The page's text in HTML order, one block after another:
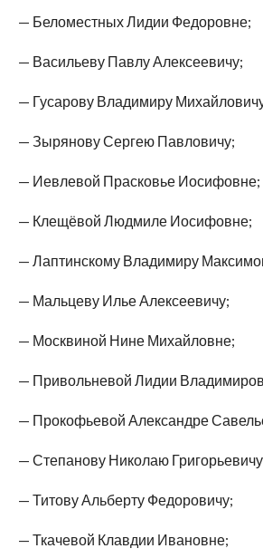
— Беломестных Лидии Федоровне;
— Васильеву Павлу Алексеевичу;
— Гусарову Владимиру
— Зырянову Сергею Павловичу;
— Иевлевой Прасковье Иосифовне;
— Клещёвой Людмиле Иосифовне;
— Лаптинскому Владимиру
— Мальцеву Илье Алексеевичу;
— Москвиной Нине Михайловне;
— Привольневой Лидии
— Прокофьевой Александре
— Степанову Николаю
— Титову Альберту Федоровичу;
— Ткачевой Клавдии Ивановне;